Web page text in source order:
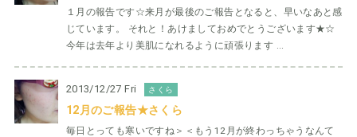
１月の報告です☆来月が最後のご報告となると、早いなあと感
じています。 それと！あけましておめでとうございます★☆
今年は去年より美肌になれるように頑張ります ...
2013/12/27 Fri さくら
12月のご報告★さくら
毎日とっても寒いですね＞＜もう12月が終わっちゃうなんて